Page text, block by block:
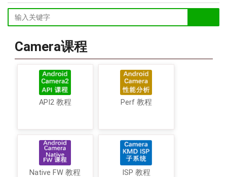
Camera课程
API2 教程 Perf 教程
Native FW 教程 ISP 教程